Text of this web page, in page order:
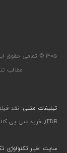
۱۴۰۵ © تمامی حقوق این وب سایت برای
مطالب
تبلیغات متنی: نقد
EDR)
, خرید سی پی
سایت اخبار تکنولوژی